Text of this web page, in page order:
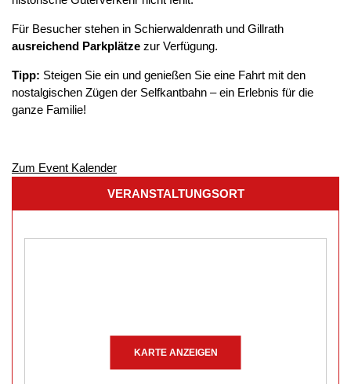
Für Besucher stehen in Schierwaldenrath und Gillrath
ausreichend Parkplätze zur Verfügung.
Tipp: Steigen Sie ein und genießen Sie eine Fahrt mit den
nostalgischen Zügen der Selfkantbahn – ein Erlebnis für die
ganze Familie!
Zum Event Kalender
VERANSTALTUNGSORT
KARTE ANZEIGEN